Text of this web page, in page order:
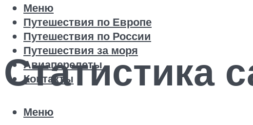
Путешествия по Европе
Путешествия по России
Путешествия за моря
Авиаперелеты
Контакты
Меню
Меню
Статистика